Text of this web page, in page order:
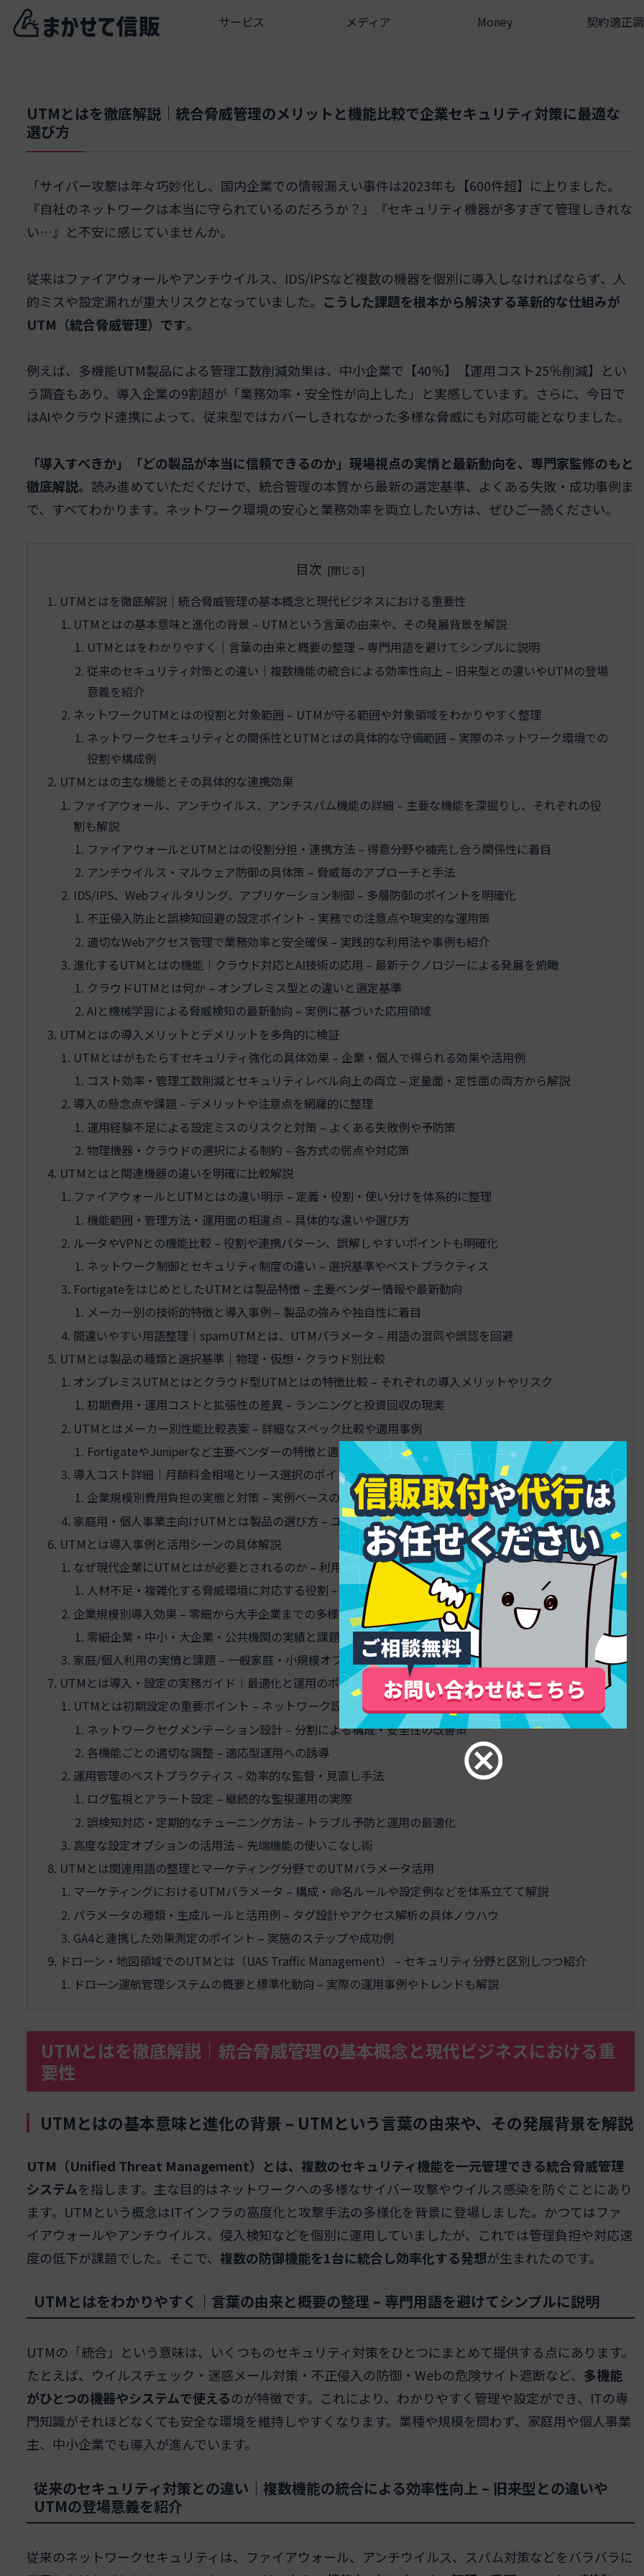
サービス メディア Money 契約適正
UTMとはを徹底解説｜統合脅威管理のメリットと機能比較で企業セキュリティ対策に最適な
選び方
「サイバー攻撃は年々巧妙化し、国内企業での情報漏えい事件は2023年も【600件超】に上りました。
『自社のネットワークは本当に守られているのだろうか？』『セキュリティ機器が多すぎて管理しきれな
い…』と不安に感じていませんか。
従来はファイアウォールやアンチウイルス、IDS/IPSなど複数の機器を個別に導入しなければならず、人
的ミスや設定漏れが重大リスクとなっていました。 こうした課題を根本から解決する革新的な仕組みが
UTM（統合脅威管理）です。
例えば、多機能UTM製品による管理工数削減効果は、中小企業で【40％】【運用コスト25％削減】とい
う調査もあり、導入企業の9割超が「業務効率・安全性が向上した」と実感しています。さらに、今日で
はAIやクラウド連携によって、従来型ではカバーしきれなかった多様な脅威にも対応可能となりました。
「導入すべきか」「どの製品が本当に信頼できるのか」――現場視点の実情と最新動向を、専門家監修のもと
徹底解説。 読み進めていただくだけで、統合管理の本質から最新の選定基準、よくある失敗・成功事例ま
で、すべてわかります。ネットワーク環境の安心と業務効率を両立したい方は、ぜひご一読ください。
目次
UTMとはを徹底解説｜統合脅威管理の基本概念と現代ビジネスにおける重要性
UTMとはの基本意味と進化の背景 – UTMという言葉の由来や、その発展背景を解説
UTMとはをわかりやすく｜言葉の由来と概要の整理 – 専門用語を避けてシンプルに説明
従来のセキュリティ対策との違い｜複数機能の統合による効率性向上 – 旧来型との違いやUTMの登場
意義を紹介
ネットワークUTMとはの役割と対象範囲 – UTMが守る範囲や対象領域をわかりやすく整理
ネットワークセキュリティとの関係性とUTMとはの具体的な守備範囲 – 実際のネットワーク環境での
役割や構成例
UTMとはの主な機能とその具体的な連携効果
ファイアウォール、アンチウイルス、アンチスパム機能の詳細 – 主要な機能を深掘りし、それぞれの役
割も解説
ファイアウォールとUTMとはの役割分担・連携方法 – 得意分野や補完し合う関係性に着目
アンチウイルス・マルウェア防御の具体策 – 脅威毎のアプローチと手法
IDS/IPS、Webフィルタリング、アプリケーション制御 – 多層防御のポイントを明確化
不正侵入防止と誤検知回避の設定ポイント – 実務での注意点や現実的な運用策
適切なWebアクセス管理で業務効率と安全確保 – 実践的な利用法や事例も紹介
進化するUTMとはの機能｜クラウド対応とAI技術の応用 – 最新テクノロジーによる発展を俯瞰
クラウドUTMとは何か – オンプレミス型との違いと選定基準
AIと機械学習による脅威検知の最新動向 – 実例に基づいた応用領域
UTMとはの導入メリットとデメリットを多角的に検証
UTMとはがもたらすセキュリティ強化の具体効果 – 企業・個人で得られる効果や活用例
コスト効率・管理工数削減とセキュリティレベル向上の両立 – 定量面・定性面の両方から解説
導入の懸念点や課題 – デメリットや注意点を網羅的に整理
運用経験不足による設定ミスのリスクと対策 – よくある失敗例や予防策
物理機器・クラウドの選択による制約 – 各方式の弱点や対応策
UTMとはと関連機器の違いを明確に比較解説
ファイアウォールとUTMとはの違い明示 – 定義・役割・使い分けを体系的に整理
機能範囲・管理方法・運用面の相違点 – 具体的な違いや選び方
ルータやVPNとの機能比較 – 役割や連携パターン、誤解しやすいポイントも明確化
ネットワーク制御とセキュリティ制度の違い – 選択基準やベストプラクティス
FortigateをはじめとしたUTMとは製品特徴 – 主要ベンダー情報や最新動向
メーカー別の技術的特徴と導入事例 – 製品の強みや独自性に着目
間違いやすい用語整理｜spamUTMとは、UTMパラメータ – 用語の混同や誤認を回避
UTMとは製品の種類と選択基準｜物理・仮想・クラウド別比較
オンプレミスUTMとはとクラウド型UTMとはの特徴比較 – それぞれの導入メリットやリスク
初期費用・運用コストと拡張性の差異 – ランニングと投資回収の現実
UTMとはメーカー別性能比較表案 – 詳細なスペック比較や適用事例
FortigateやJuniperなど主要ベンダーの特徴と適用例 – 実績やユーザー層ごとの推奨理由
導入コスト詳細｜月額料金相場とリース選択のポイント – 導入形態ごとのコスト構造
企業規模別費用負担の実態と対策 – 実例ベースの比較・アドバイス
家庭用・個人事業主向けUTMとは製品の選び方 – ユニークニーズや導入上の注意点
UTMとは導入事例と活用シーンの具体解説
なぜ現代企業にUTMとはが必要とされるのか – 利用目的や社会背景を事例ベースで深掘り
人材不足・複雑化する脅威環境に対応する役割 – 現場視点でのリアルな課題と解決メリット
企業規模別導入効果 – 零細から大手企業までの多様なストーリー
零細企業・中小・大企業・公共機関の実績と課題 – 数字や定性的データを補強
家庭/個人利用の実情と課題 – 一般家庭・小規模オフィスにおける現実性や課題
UTMとは導入・設定の実務ガイド｜最適化と運用のポイント
UTMとは初期設定の重要ポイント – ネットワーク設計や運用品質へのインパクトを解説
ネットワークセグメンテーション設計 – 分割による構成・安全性の改善策
各機能ごとの適切な調整 – 適応型運用への誘導
運用管理のベストプラクティス – 効率的な監督・見直し手法
ログ監視とアラート設定 – 継続的な監視運用の実際
誤検知対応・定期的なチューニング方法 – トラブル予防と運用の最適化
高度な設定オプションの活用法 – 先端機能の使いこなし術
UTMとは関連用語の整理とマーケティング分野でのUTMパラメータ活用
マーケティングにおけるUTMパラメータ – 構成・命名ルールや設定例などを体系立てて解説
パラメータの種類・生成ルールと活用例 – タグ設計やアクセス解析の具体ノウハウ
GA4と連携した効果測定のポイント – 実施のステップや成功例
ドローン・地図領域でのUTMとは（UAS Traffic Management） – セキュリティ分野と区別しつつ紹介
ドローン運航管理システムの概要と標準化動向 – 実際の運用事例やトレンドも解説
UTMとはを徹底解説｜統合脅威管理の基本概念と現代ビジネスにおける重
要性
UTMとはの基本意味と進化の背景 – UTMという言葉の由来や、その発展背景を解説
UTM（Unified Threat Management）とは、複数のセキュリティ機能を一元管理できる統合脅威管理
システムを指します。主な目的はネットワークへの多様なサイバー攻撃やウイルス感染を防ぐことにあり
ます。UTMという概念はITインフラの高度化と攻撃手法の多様化を背景に登場しました。かつてはファ
イアウォールやアンチウイルス、侵入検知などを個別に運用していましたが、これでは管理負担や対応速
度の低下が課題でした。そこで、 複数の防御機能を1台に統合し効率化する発想が生まれたのです。
UTMとはをわかりやすく｜言葉の由来と概要の整理 – 専門用語を避けてシンプルに説明
UTMの「統合」という意味は、いくつものセキュリティ対策をひとつにまとめて提供する点にあります。
たとえば、ウイルスチェック・迷惑メール対策・不正侵入の防御・Webの危険サイト遮断など、 多機能
がひとつの機器やシステムで使えるのが特徴です。これにより、わかりやすく管理や設定ができ、ITの専
門知識がそれほどなくても安全な環境を維持しやすくなります。業種や規模を問わず、家庭用や個人事業
主、中小企業でも導入が進んでいます。
従来のセキュリティ対策との違い｜複数機能の統合による効率性向上 – 旧来型との違いや
UTMの登場意義を紹介
従来のネットワークセキュリティは、ファイアウォール、アンチウイルス、スパム対策などをバラバラに